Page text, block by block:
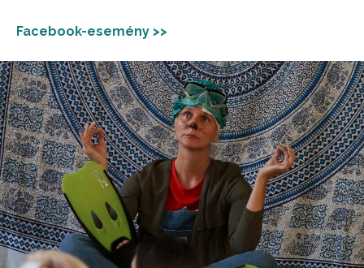
Facebook-esemény >>